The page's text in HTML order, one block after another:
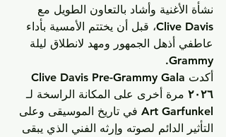
نشأة الأغنية وأشاد بالتعاون الطويل مع
Clive Davis، قبل أن يختتم الأمسية بأداء
عاطفي أذهل الجمهور ومهد لانطلاق ليلة
Grammy.
أكدت
٢٠٢٦ مرة أخرى على المكانة الراسخة لـ
Art Garfunkel في تاريخ الموسيقى وعلى
التأثير الدائم لصوته وإرثه الفني الذي يبقى